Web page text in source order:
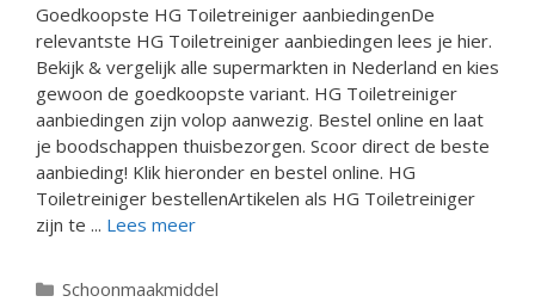
Goedkoopste HG Toiletreiniger aanbiedingenDe
relevantste HG Toiletreiniger aanbiedingen lees je hier.
Bekijk & vergelijk alle supermarkten in Nederland en kies
gewoon de goedkoopste variant. HG Toiletreiniger
aanbiedingen zijn volop aanwezig. Bestel online en laat
je boodschappen thuisbezorgen. Scoor direct de beste
aanbieding! Klik hieronder en bestel online. HG
Toiletreiniger bestellenArtikelen als HG Toiletreiniger
zijn te ... Lees meer
Categorieën
Schoonmaakmiddel